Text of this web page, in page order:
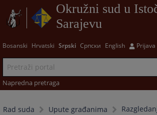
Okružni sud u
Sarajevu
Bosanski Hrvatski Srpski Српски English Prijava
Napredna pretraga
Rad suda Upute građanima